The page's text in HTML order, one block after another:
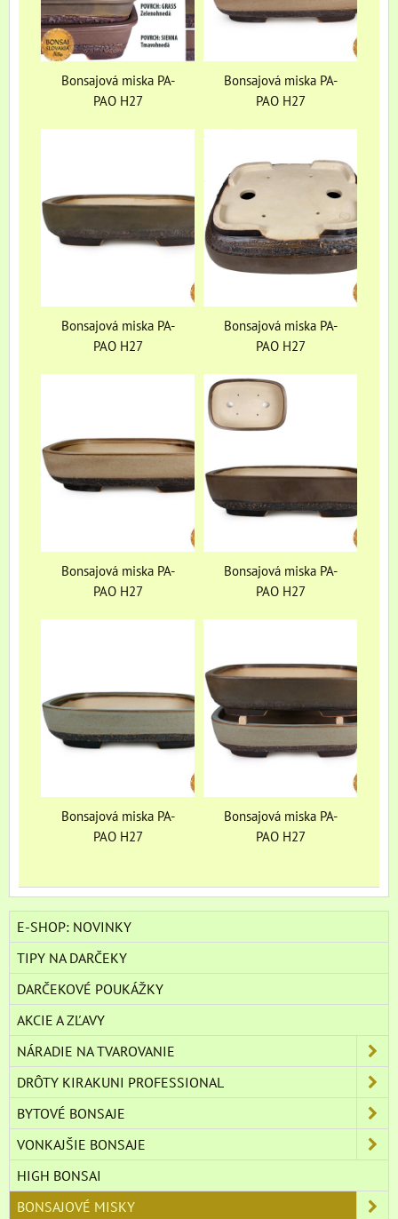
Bonsajová miska PA-
PAO H27
Bonsajová miska PA-
PAO H27
Bonsajová miska PA-
PAO H27
Bonsajová miska PA-
PAO H27
Bonsajová miska PA-
PAO H27
Bonsajová miska PA-
PAO H27
Bonsajová miska PA-
PAO H27
Bonsajová miska PA-
PAO H27
E-SHOP: NOVINKY
TIPY NA DARČEKY
DARČEKOVÉ POUKÁŽKY
AKCIE A ZĽAVY
NÁRADIE NA TVAROVANIE
DRÔTY KIRAKUNI PROFESSIONAL
BYTOVÉ BONSAJE
VONKAJŠIE BONSAJE
HIGH BONSAI
BONSAJOVÉ MISKY